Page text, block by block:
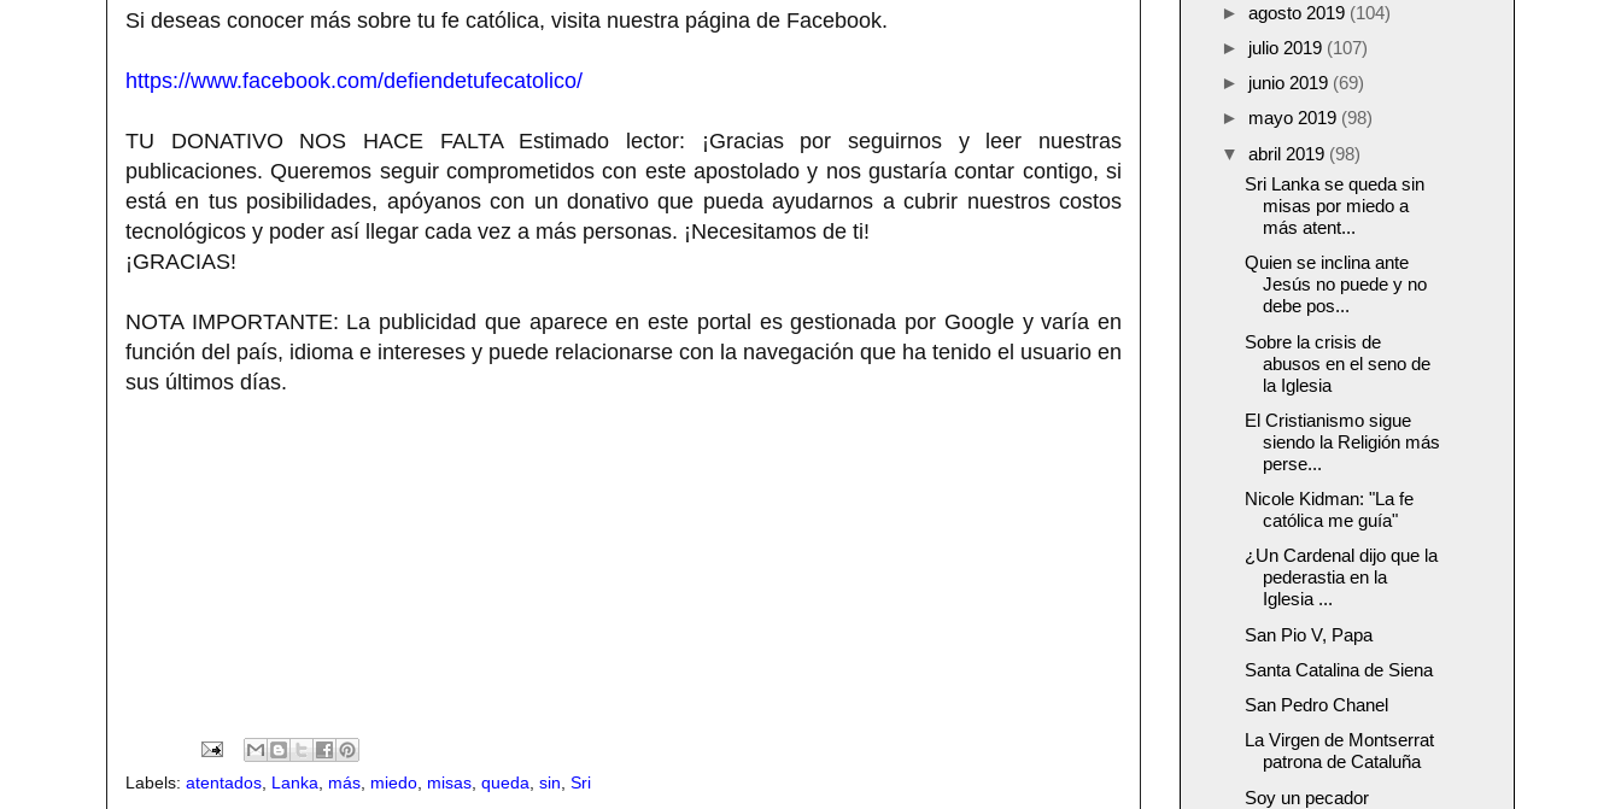
Si deseas conocer más sobre tu fe católica, visita nuestra página de Facebook.
https://www.facebook.com/defiendetufecatolico/
TU DONATIVO NOS HACE FALTA Estimado lector: ¡Gracias por seguirnos y leer nuestras
publicaciones. Queremos seguir comprometidos con este apostolado y nos gustaría contar contigo, si
está en tus posibilidades, apóyanos con un donativo que pueda ayudarnos a cubrir nuestros costos
tecnológicos y poder así llegar cada vez a más personas. ¡Necesitamos de ti!
¡GRACIAS!
NOTA IMPORTANTE: La publicidad que aparece en este portal es gestionada por Google y varía en
función del país, idioma e intereses y puede relacionarse con la navegación que ha tenido el usuario en
sus últimos días.
Labels: atentados Lanka más miedo misas queda sin Sri
► agosto 2019 (104)
► julio 2019 (107)
► junio 2019 (69)
► mayo 2019 (98)
▼ abril 2019 (98)
Sri Lanka se queda sin
misas por miedo a
más atent...
Quien se inclina ante
Jesús no puede y no
debe pos...
Sobre la crisis de
abusos en el seno de
la Iglesia
El Cristianismo sigue
siendo la Religión más
perse...
Nicole Kidman: "La fe
católica me guía"
¿Un Cardenal dijo que la
pederastia en la
Iglesia ...
San Pio V, Papa
Santa Catalina de Siena
San Pedro Chanel
La Virgen de Montserrat
patrona de Cataluña
Soy un pecador